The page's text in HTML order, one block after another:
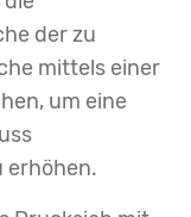
der zu
mittels einer
um eine
erhöhen.